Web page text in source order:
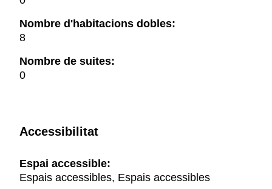
Nombre d'habitacions dobles:
8
Nombre de suites:
0
Accessibilitat
Espai accessible:
Espais accessibles, Espais accessibles